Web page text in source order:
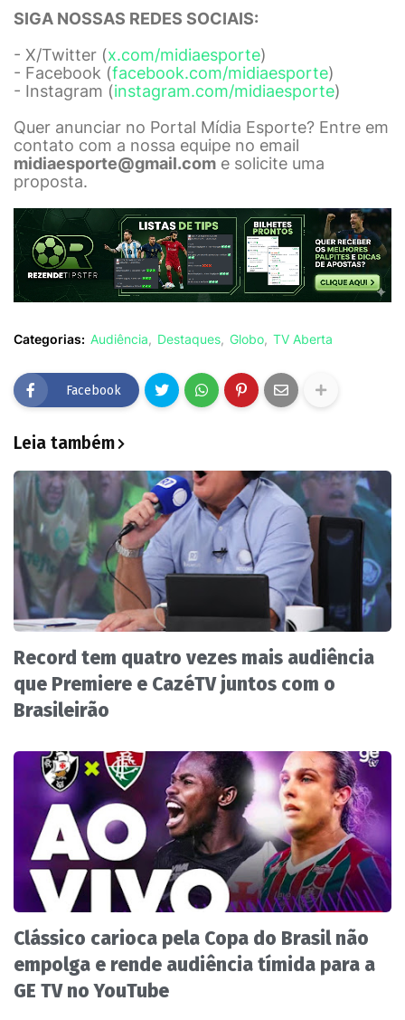
SIGA NOSSAS REDES SOCIAIS:
- X/Twitter (x.com/midiaesporte)
- Facebook (facebook.com/midiaesporte)
- Instagram (instagram.com/midiaesporte)
Quer anunciar no Portal Mídia Esporte? Entre em
contato com a nossa equipe no email
midiaesporte@gmail.com e solicite uma
proposta.
Categorias: Audiência Destaques Globo TV Aberta
Facebook
Leia também
Record tem quatro vezes mais audiência
que Premiere e CazéTV juntos com o
Brasileirão
Clássico carioca pela Copa do Brasil não
empolga e rende audiência tímida para a
GE TV no YouTube